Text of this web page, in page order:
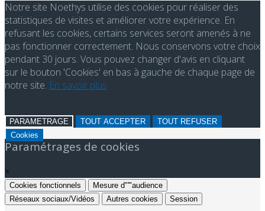
Notre site Noethys utilise des cookies pour réaliser des
statistiques de visites et améliorer votre expérience. En
refusant les cookies, certains services seront amenés à ne
pas fonctionner correctement. Nous conservons votre choix
pendant 30 jours. Vous pouvez changer d'avis en cliquant
sur le bouton 'Cookies' en bas à gauche de chaque page de
notre site. En savoir plus
PARAMETRAGE TOUT ACCEPTER
TOUT REFUSER
Cookies
Paramétrages de cookies
×
Cookies fonctionnels
Mesure d"'"audience
Réseaux sociaux/Vidéos
Autres cookies Session